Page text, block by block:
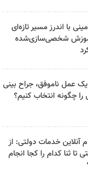
با اندرز مسیر تازه‌ای
شخصی‌سازی‌شده
یک عمل ناموفق، جراح بینی
را چگونه انتخاب کنیم؟
آنلاین خدمات دولتی: از
تا ثنا کدام را کجا انجام